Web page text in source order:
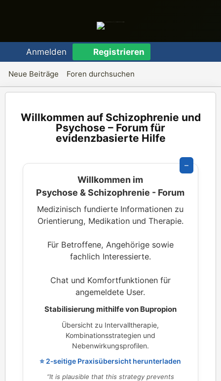
Anmelden Registrieren
Neue Beiträge Foren durchsuchen
Schizophrenie und
Psychose – Forum für
evidenzbasierte Hilfe
–
Willkommen im
Psychose & Schizophrenie - Forum
Medizinisch fundierte Informationen zu
Orientierung, Medikation und Therapie.
Für Betroffene, Angehörige sowie
fachlich Interessierte.
Chat und Komfortfunktionen für
angemeldete User.
Stabilisierung mithilfe von Bupropion
Übersicht zu Intervalltherapie,
Kombinationsstrategien und
Nebenwirkungsprofilen.
⭐ 2‑seitige Praxisübersicht herunterladen
“It is plausible that this strategy prevents